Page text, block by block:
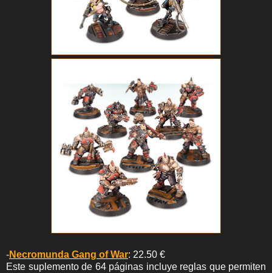
-Necromunda Gang of War: 22.50 €
Este suplemento de 64 páginas incluye reglas que permiten